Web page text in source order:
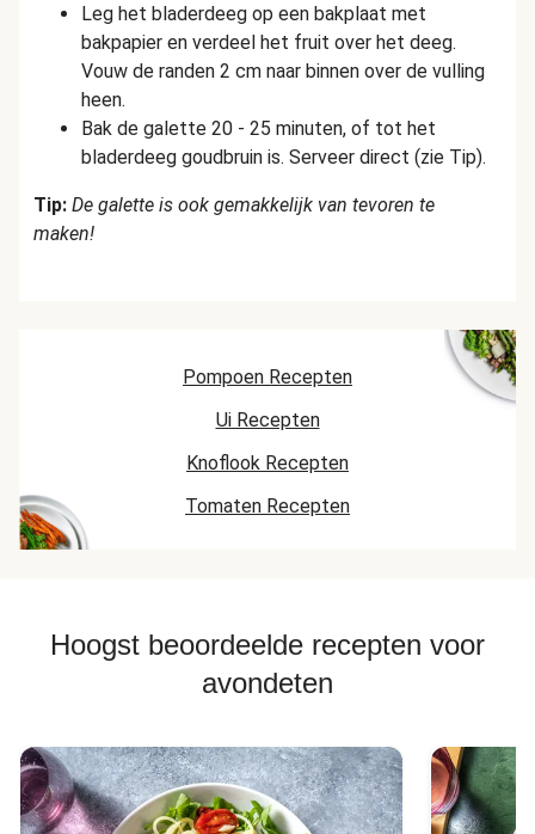
Leg het bladerdeeg op een bakplaat met
bakpapier en verdeel het fruit over het deeg.
Vouw de randen 2 cm naar binnen over de vulling
heen.
Bak de galette 20 - 25 minuten, of tot het
bladerdeeg goudbruin is. Serveer direct (zie Tip).
Tip: De galette is ook gemakkelijk van tevoren te
maken!
Pompoen Recepten
Ui Recepten
Knoflook Recepten
Tomaten Recepten
Hoogst beoordeelde recepten voor
avondeten